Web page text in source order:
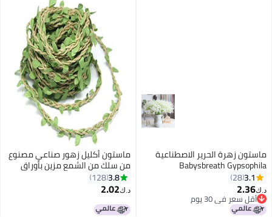
ماستون زهرة الحرير الاصطناعية
Babysbreath Gypsophila
3.1
28
د.ك‏2.36
أقل سعر في 30 يوم
أقل سعر في 30 يوم
ماستون أكليل زهور صناعي مصنوع
من سلك من الشمع مزين بأوراق
1 سنتيمتر، لحفلات الزفاف
3.8
128
د.ك‏2.02